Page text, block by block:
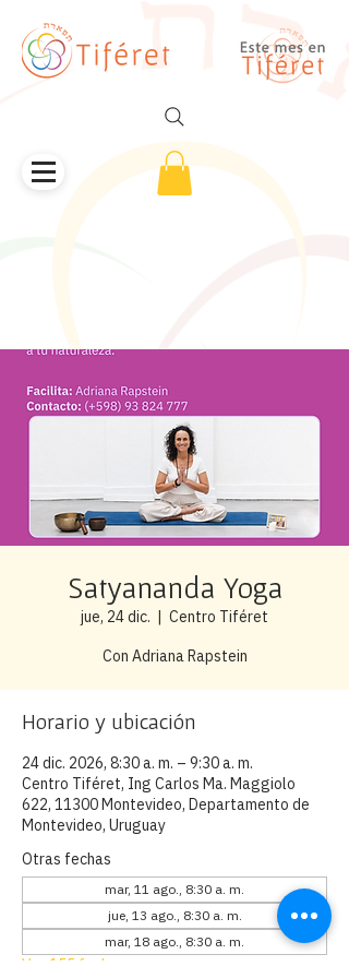
Satyananda Yoga
jue, 24 dic.
  |
Centro Tiféret
Con Adriana Rapstein
Horario y ubicación
24 dic. 2026, 8:30 a. m. – 9:30 a. m.
Centro Tiféret, Ing Carlos Ma. Maggiolo
622, 11300 Montevideo, Departamento de
Montevideo, Uruguay
Otras fechas
mar, 11 ago., 8:30 a. m.
jue, 13 ago., 8:30 a. m.
mar, 18 ago., 8:30 a. m.
Ver 155 fechas